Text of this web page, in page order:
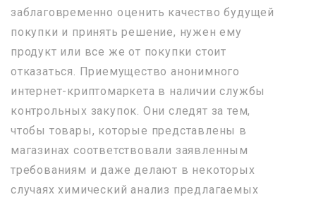
заблаговременно оценить качество будущей
покупки и принять решение, нужен ему
продукт или все же от покупки стоит
отказаться. Приемущество анонимного
интернет-криптомаркета в наличии службы
контрольных закупок. Они следят за тем,
чтобы товары, которые представлены в
магазинах соответствовали заявленным
требованиям и даже делают в некоторых
случаях химический анализ предлагаемых